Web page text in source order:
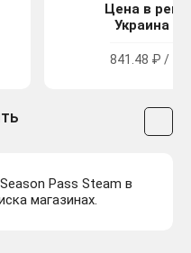
Цена в
Украина
841.48 ₽ /
Pass Steam в
магазинах.